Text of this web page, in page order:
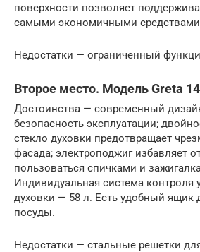
поверхности позволяет
самыми экономичными
Недостатки — ограниченный
Второе место. Модель Greta
Достоинства — современный
безопасность эксплуатации;
стекло духовки предотвращает
фасада; электроподжиг избавляет
пользоваться спичками и
Индивидуальная система контроля
духовки — 58 л. Есть удобный ящик
посуды.
Недостатки — стальные решетки